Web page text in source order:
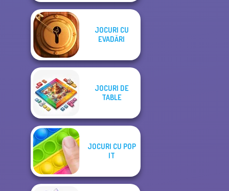
JOCURI CU
EVADĂRI
JOCURI DE
TABLE
JOCURI CU POP
IT